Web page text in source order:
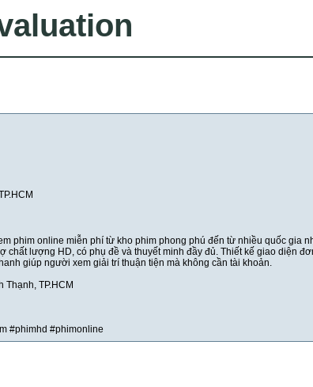
phim online miễn phí từ kho phim phong phú đến từ nhiều quốc gia
chất lượng HD, có phụ đề và thuyết minh đầy đủ. Thiết kế giao diện
giúp người xem giải trí thuận tiện mà không cần tài khoản.
Thạnh, TP.HCM
#phimhd #phimonline